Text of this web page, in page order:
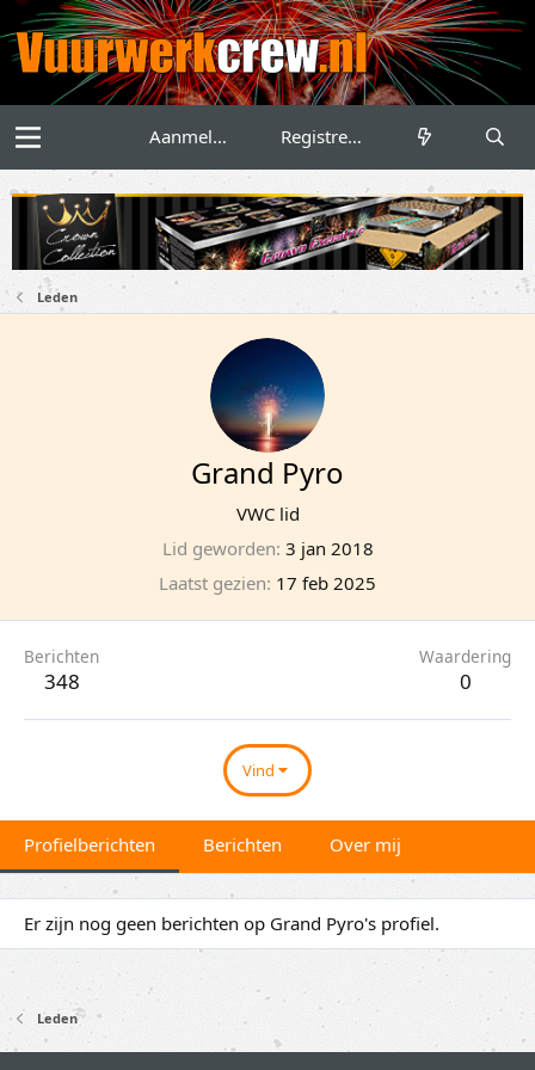
Aanmelden Registreren
Leden
Grand Pyro
VWC lid
Lid geworden 3 jan 2018
Laatst gezien 17 feb 2025
Berichten
348
Waardering
0
Vind
Profielberichten Berichten Over mij
Er zijn nog geen berichten op Grand Pyro's profiel.
Leden